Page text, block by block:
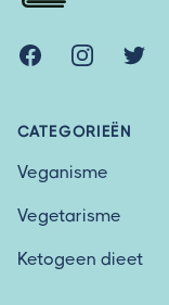
FacebookInstagramTwitter
CATEGORIEËN
Veganisme
Vegetarisme
Ketogeen dieet